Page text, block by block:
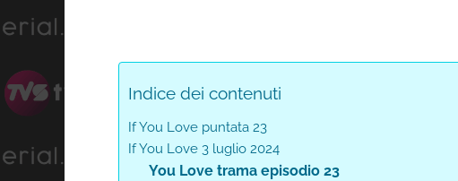
Indice dei contenuti
If You Love puntata 23
If You Love 3 luglio 2024
You Love trama episodio 23